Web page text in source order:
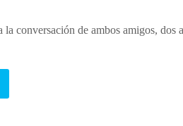
conversación de ambos amigos, dos